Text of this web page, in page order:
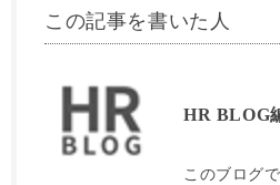
この記事を書いた人
HR BLOG
このブログ